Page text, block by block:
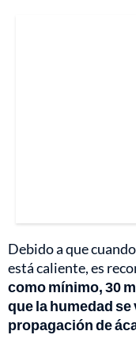
Debido a que
está caliente, es
como mínimo, 30
que la humedad
propagación de